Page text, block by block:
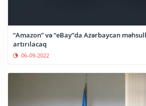
“Amazon” və “eBay”da Azərbaycan
artırılacaq
06-09-2022